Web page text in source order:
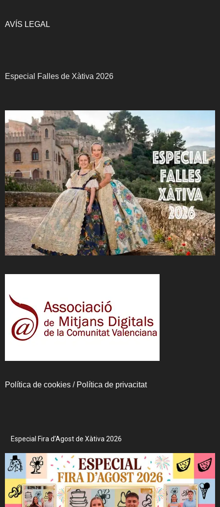
AVÍS LEGAL
Especial Falles de Xàtiva 2026
Política de cookies / Política de privacitat
Especial Fira d’Agost de Xàtiva 2026